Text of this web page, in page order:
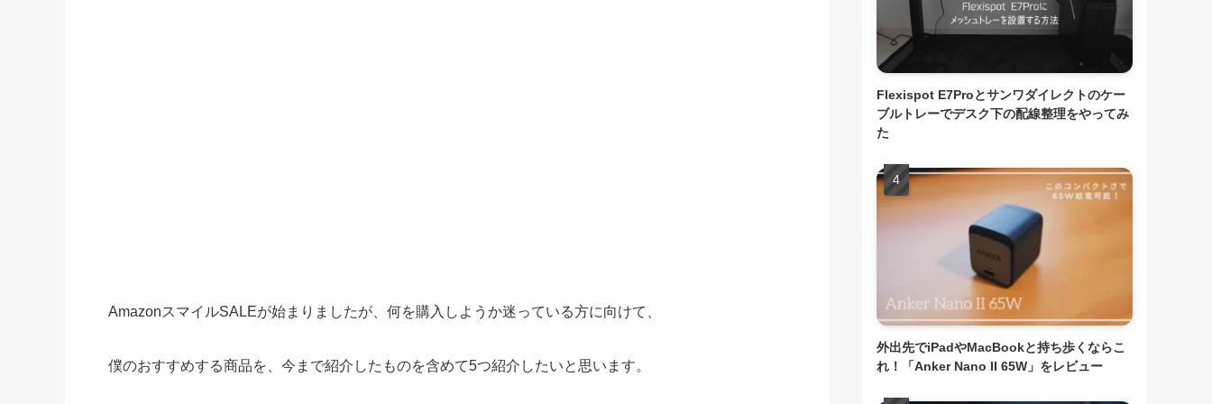
AmazonスマイルSALEが始まりましたが、何を購入しようか迷っている方に向けて、
僕のおすすめする商品を、今まで紹介したものを含めて5つ紹介したいと思います。
Flexispot E7Proとサンワダイレクトのケー
ブルトレーでデスク下の配線整理をやってみ
た
外出先でiPadやMacBookと持ち歩くならこ
れ！「Anker Nano II 65W」をレビュー